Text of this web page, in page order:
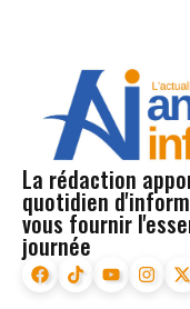
La rédaction
quotidien
vous fournir
journée